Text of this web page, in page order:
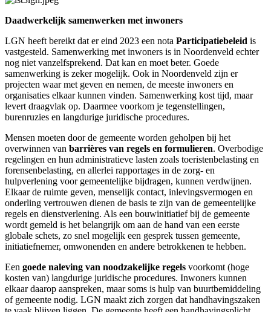
Daadwerkelijk samenwerken met inwoners
LGN heeft bereikt dat er eind 2023 een nota Participatiebeleid is
vastgesteld. Samenwerking met inwoners is in Noordenveld echter
nog niet vanzelfsprekend. Dat kan en moet beter. Goede
samenwerking is zeker mogelijk. Ook in Noordenveld zijn er
projecten waar met geven en nemen, de meeste inwoners en
organisaties elkaar kunnen vinden. Samenwerking kost tijd, maar
levert draagvlak op. Daarmee voorkom je tegenstellingen,
burenruzies en langdurige juridische procedures.
Mensen moeten door de gemeente worden geholpen bij het
overwinnen van barrières van regels en formulieren. Overbodige
regelingen en hun administratieve lasten zoals toeristenbelasting en
forensenbelasting, en allerlei rapportages in de zorg- en
hulpverlening voor gemeentelijke bijdragen, kunnen verdwijnen.
Elkaar de ruimte geven, menselijk contact, inlevingsvermogen en
onderling vertrouwen dienen de basis te zijn van de gemeentelijke
regels en dienstverlening. Als een bouwinitiatief bij de gemeente
wordt gemeld is het belangrijk om aan de hand van een eerste
globale schets, zo snel mogelijk een gesprek tussen gemeente,
initiatiefnemer, omwonenden en andere betrokkenen te hebben.
Een goede naleving van noodzakelijke regels voorkomt (hoge
kosten van) langdurige juridische procedures. Inwoners kunnen
elkaar daarop aanspreken, maar soms is hulp van buurtbemiddeling
of gemeente nodig. LGN maakt zich zorgen dat handhavingszaken